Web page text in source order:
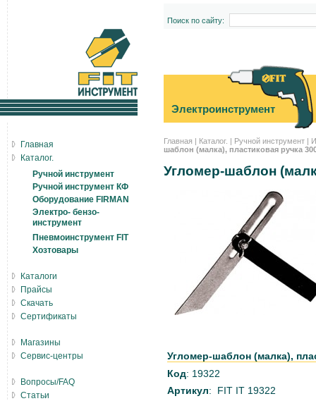
Поиск по сайту:
Электроинструмент
Главная | Каталог. | Ручной инструмент |
шаблон (малка), пластиковая ручка
Угломер-шаблон
Угломер-шаблон (малка),
Код: 19322
Артикул: FIT IT 19322
Главная
Каталог.
Ручной инструмент
Ручной инструмент КФ
Оборудование FIRMAN
Электро- бензо-
инструмент
Пневмоинструмент FIT
Хозтовары
Каталоги
Прайсы
Скачать
Сертификаты
Магазины
Сервис-центры
Вопросы/FAQ
Статьи